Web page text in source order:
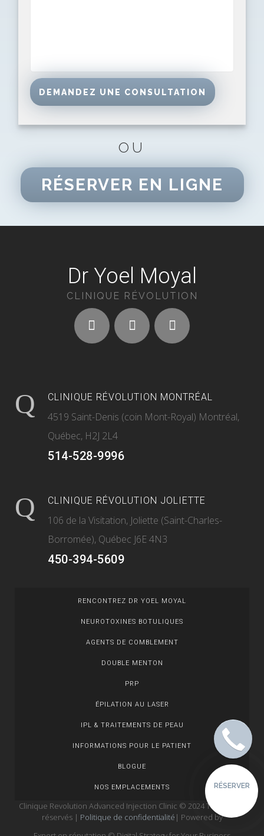
OU
RÉSERVER EN LIGNE
CLINIQUE RÉVOLUTION MONTRÉAL
4519 Saint-Denis (coin Mont-Royal) Montréal,
Québec, H2J 2L4
514-528-9996
Dr Yoel Moyal
CLINIQUE RÉVOLUTION
CLINIQUE RÉVOLUTION JOLIETTE
106 de la Visitation, Joliette (Saint-Charles-
Borromée), Québec J6E 4N3
450-394-5609
RENCONTREZ DR YOEL MOYAL
NEUROTOXINES BOTULIQUES
AGENTS DE COMBLEMENT
DOUBLE MENTON
PRP
ÉPILATION AU LASER
IPL & TRAITEMENTS DE PEAU
INFORMATIONS POUR LE PATIENT
BLOGUE
NOS EMPLACEMENTS
Clinique Revolution Advanced Injection Clinic © 2024 Tous droits
réservés | Politique de confidentialité | Powered by
RÉSERVER